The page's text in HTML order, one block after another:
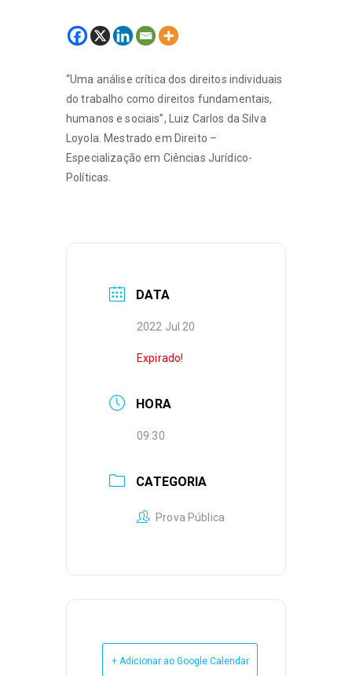
“Uma análise crítica dos direitos individuais
do trabalho como direitos fundamentais,
humanos e sociais”, Luiz Carlos da Silva
Loyola. Mestrado em Direito –
Especialização em Ciências Jurídico-
Políticas.
DATA
2022 Jul 20
Expirado!
HORA
09:30
CATEGORIA
Prova Pública
+ Adicionar ao Google Calendar